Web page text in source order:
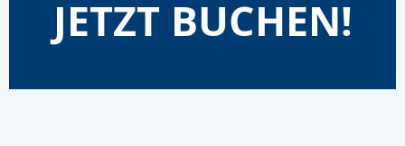
JETZT BUCHEN!